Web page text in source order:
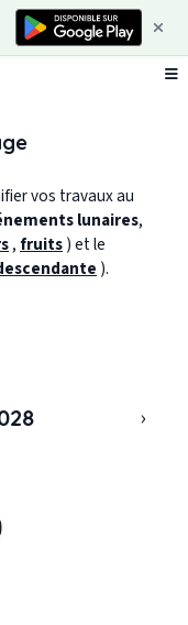
vos travaux au
lunaires,
, fruits) et le
).
›